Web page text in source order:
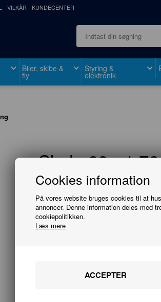
Cookies information
På vores website bruges cookies til at
annoncer. Denne information deles med
cookiepolitikken.
Læs mere
VILKÅR KUNDECENTER
Biler, skibe &
fly
Styring &
elektronik
Skala 00 - 1:76
9000 Aalborg